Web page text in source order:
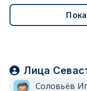
Лица
Соловьёв